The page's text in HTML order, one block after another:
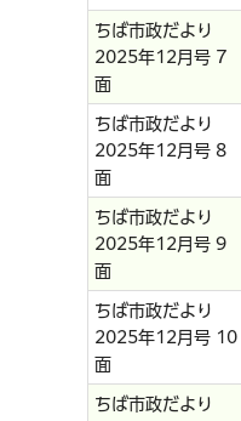
ちば市政だより
2025年12月号 7
面
ちば市政だより
2025年12月号 8
面
ちば市政だより
2025年12月号 9
面
ちば市政だより
2025年12月号 10
面
ちば市政だより